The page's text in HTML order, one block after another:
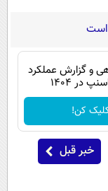
است
و گزارش عملکرد
در ۱۴۰۴
کن!
خبر قبل